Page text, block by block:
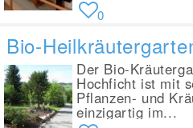
0
Bio-
Der Bio-
Hochficht ist mit
Pflanzen- und
einzigartig im...